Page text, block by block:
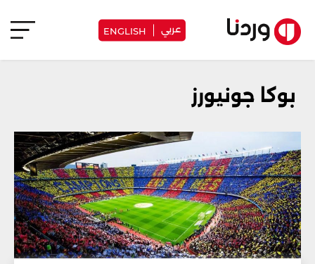
عربي ENGLISH
بوكا جونيورز